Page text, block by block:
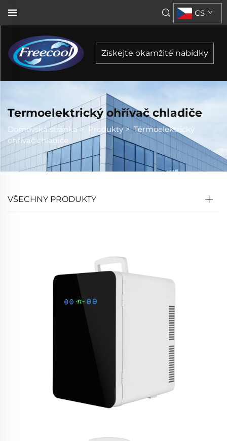
CS
Získejte okamžité nabídky
Termoelektrický ohřívač chladiče
Domovská stránka> Produkty>Termoelektrický
ohřívač chladiče
VŠECHNY PRODUKTY